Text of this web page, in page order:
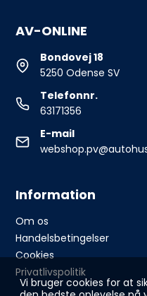
Vi bruger cookies for at
AV-ONLINE
Bondovej 18
5250 Odense SV
Telefonnr.
63171356
E-mail
Information
Om os
Handelsbetingelser
Cookies
Privatlivspolitik